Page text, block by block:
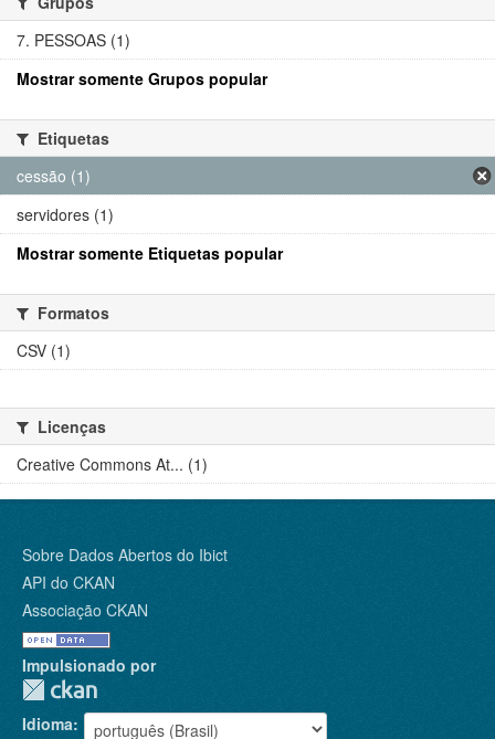
7. PESSOAS (1)
Mostrar somente Grupos popular
Etiquetas
cessão (1)
servidores (1)
Mostrar somente Etiquetas popular
Formatos
CSV (1)
Licenças
Creative Commons At... (1)
Sobre Dados Abertos do Ibict
API do CKAN
Associação CKAN
Impulsionado por
Idioma